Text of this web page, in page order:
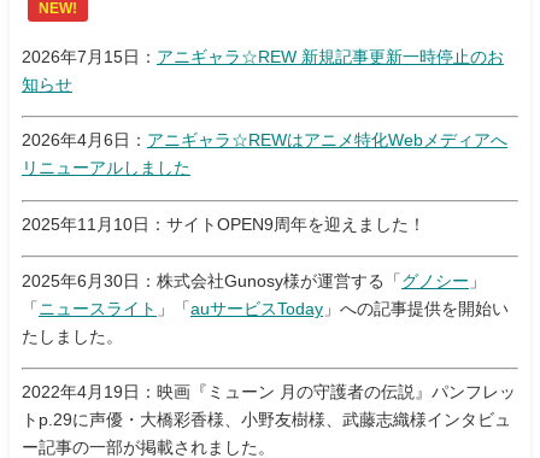
NEW!
2026年7月15日： アニギャラ☆REW 新規記事更新一時停止のお
知らせ
2026年4月6日： アニギャラ☆REWはアニメ特化Webメディアへ
リニューアルしました
2025年11月10日：サイトOPEN9周年を迎えました！
2025年6月30日：株式会社Gunosy様が運営する「 グノシー 」
「 ニュースライト 」「auサービスToday 」への記事提供を開始い
たしました。
2022年4月19日：映画『ミューン 月の守護者の伝説』パンフレッ
トp.29に声優・大橋彩香様、小野友樹様、武藤志織様インタビュ
ー記事の一部が掲載されました。